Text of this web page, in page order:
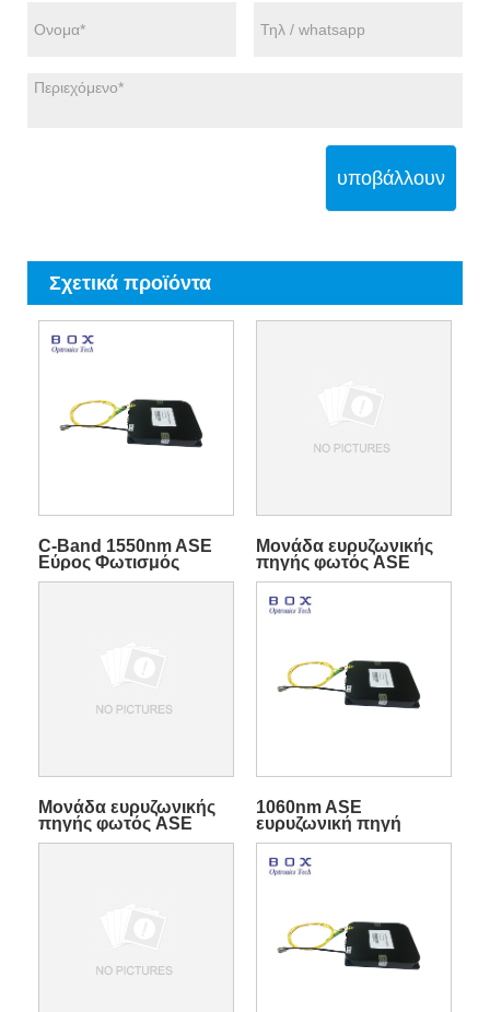
υποβάλλουν
Σχετικά προϊόντα
C-Band 1550nm ASE
Εύρος Φωτισμός
πηγής για λύση
Μονάδα ευρυζωνικής
πηγής φωτός ASE
ζώνης L για οπτικό
αισθητήρα
Μονάδα ευρυζωνικής
πηγής φωτός ASE
ευρυζωνικής ζώνης
1060nm ASE
ευρυζωνική πηγή
φωτός για την
κατασκευή του FBG
Grating